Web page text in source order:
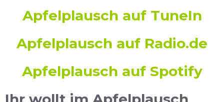
Apfelplausch auf TuneIn
Apfelplausch auf Radio.de
Apfelplausch auf Spotify